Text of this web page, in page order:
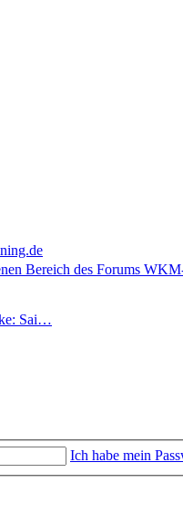
Bereich des Forums
Sai…
Ich habe mein